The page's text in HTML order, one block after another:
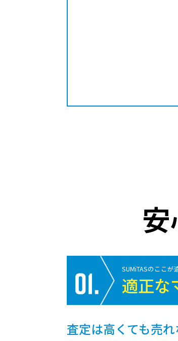
SUMiTASのここが
適正な
査定は高くても売